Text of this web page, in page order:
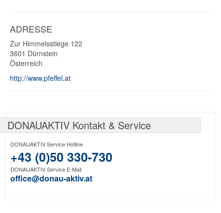
ADRESSE
Zur Himmelsstiege 122
3601 Dürnstein
Österreich
http://www.pfeffel.at
DONAUAKTIV Kontakt & Service
DONAUAKTIV Service Hotline
+43 (0)50 330-730
DONAUAKTIV Service E-Mail
office@donau-aktiv.at